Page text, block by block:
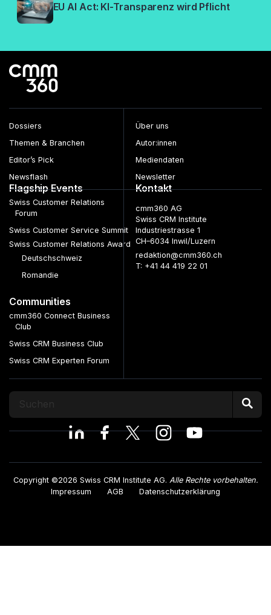
EU AI Act: KI-Transparenz wird Pflicht
Dossiers
Themen & Branchen
Editor’s Pick
Newsflash
Über uns
Autor:innen
Mediendaten
Newsletter
Flagship Events
Swiss Customer Relations
Forum
Swiss Customer Service Summit
Swiss Customer Relations Award
Deutschschweiz
Romandie
Communities
cmm360 Connect Business
Club
Swiss CRM Business Club
Swiss CRM Experten Forum
Kontakt
cmm360 AG
Swiss CRM Institute
Industriestrasse 1
CH–6034 Inwil/Luzern
redaktion@cmm360.ch
T: +41 44 419 22 01
Copyright ©2026 Swiss CRM Institute AG. Alle Rechte vorbehalten.
Impressum
AGB Datenschutzerklärung